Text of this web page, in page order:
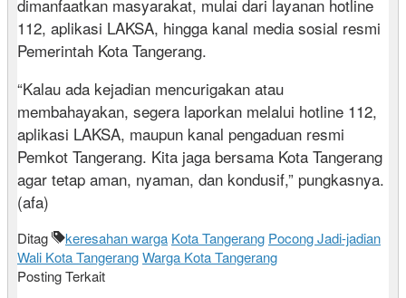
dimanfaatkan masyarakat, mulai dari layanan hotline
112, aplikasi LAKSA, hingga kanal media sosial resmi
Pemerintah Kota Tangerang.
“Kalau ada kejadian mencurigakan atau
membahayakan, segera laporkan melalui hotline 112,
aplikasi LAKSA, maupun kanal pengaduan resmi
Pemkot Tangerang. Kita jaga bersama Kota Tangerang
agar tetap aman, nyaman, dan kondusif,” pungkasnya.
(afa)
Ditag keresahan warga Kota Tangerang Pocong Jadi-jadian
Wali Kota TangerangWarga Kota Tangerang
Posting Terkait